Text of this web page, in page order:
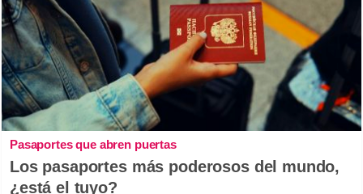
Pasaportes que abren puertas
Los pasaportes más poderosos del mundo,
¿está el tuyo?